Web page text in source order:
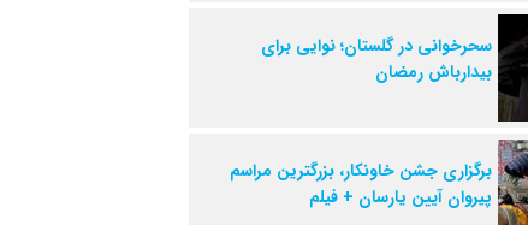
سحرخوانی در گلستان؛ نوایی برای
بیدارباش رمضان
برگزاری جشن خاونکار، بزرگترین مراسم
پیروان آیین یارسان + فیلم